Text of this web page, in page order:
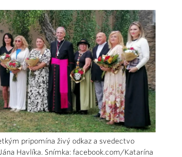
pripomína živý odkaz a svedectvo
Havlíka. Snímka: facebook.com/Katarína